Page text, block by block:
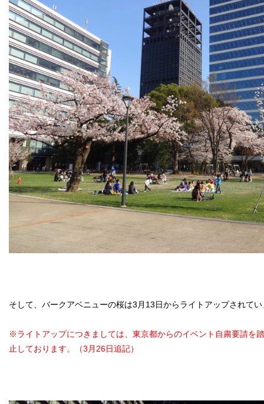
そして、バークアベニューの桜は3月13日からライトアップされて
※ライトアップにつきましては、東京都からのイベント自粛要請を
止しております。（3月26日追記）